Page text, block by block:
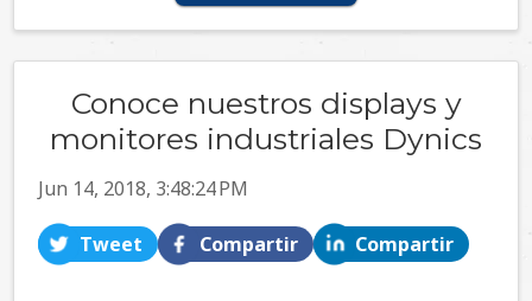
Conoce nuestros displays y
monitores industriales Dynics
Jun 14, 2018, 3:48:24 PM
Tweet Compartir Compartir